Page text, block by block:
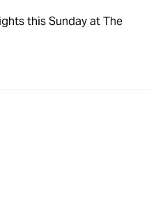
this Sunday at The